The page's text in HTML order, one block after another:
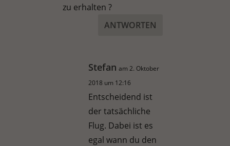
zu erhalten ?
ANTWORTEN
Stefan am 2. Oktober
2018 um 12:16
Entscheidend ist
der tatsächliche
Flug. Dabei ist es
egal wann du den